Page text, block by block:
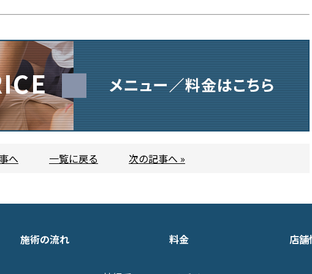
へ 一覧に戻る 次の記事へ »
施術の流れ 料金 店舗